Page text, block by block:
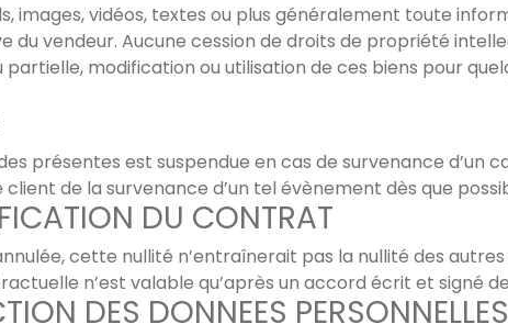
images, vidéos, textes ou plus généralement toute
vendeur. Aucune cession de droits de propriété
modification ou utilisation de ces biens pour
présentes est suspendue en cas de survenance d’un
de la survenance d’un tel évènement dès que
DU CONTRAT
cette nullité n’entraînerait pas la nullité des
n’est valable qu’après un accord écrit et signé
DES DONNEES PERSONNELLES